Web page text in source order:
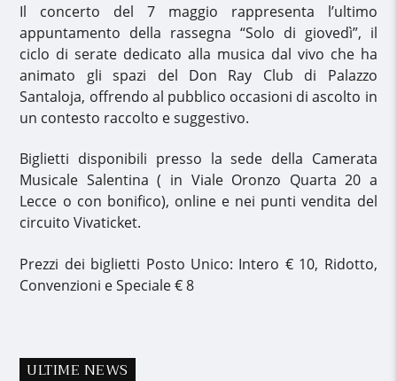
Il concerto del 7 maggio rappresenta l’ultimo
appuntamento della rassegna “Solo di giovedì”, il
ciclo di serate dedicato alla musica dal vivo che ha
animato gli spazi del Don Ray Club di Palazzo
Santaloja, offrendo al pubblico occasioni di ascolto in
un contesto raccolto e suggestivo.
Biglietti disponibili presso la sede della Camerata
Musicale Salentina ( in Viale Oronzo Quarta 20 a
Lecce o con bonifico), online e nei punti vendita del
circuito Vivaticket.
Prezzi dei biglietti Posto Unico: Intero € 10, Ridotto,
Convenzioni e Speciale € 8
ULTIME NEWS